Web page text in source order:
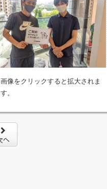
画像をクリックすると拡大されま
す。